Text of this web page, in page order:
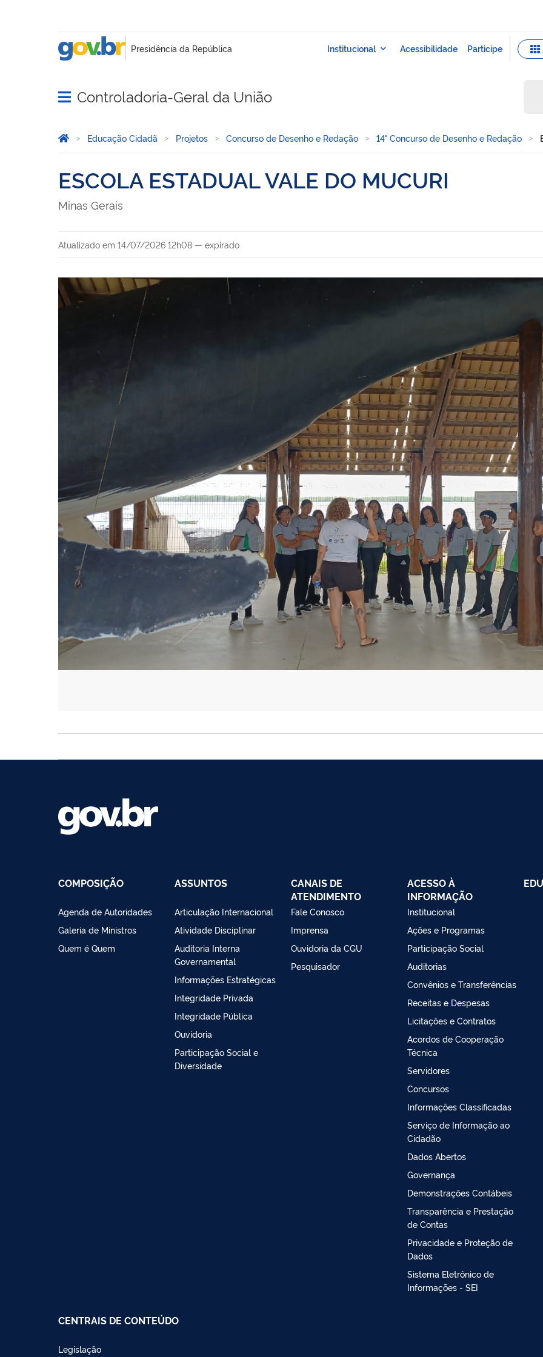
Abrir menu principal de navegação
Controladoria-Geral da União
Você está aqui:
Página Inicial
Educação Cidadã Projetos Concurso de Desenho e Redação 14° Concurso de Desenho e Redação
ESCOLA ESTADUAL VALE DO MUCURI
Minas Gerais
Atualizado em 14/07/2026 12h08 — expirado
COMPOSIÇÃO
Agenda de Autoridades
Galeria de Ministros
Quem é Quem
ASSUNTOS
Articulação Internacional
Atividade Disciplinar
Auditoria Interna
Governamental
Informações Estratégicas
Integridade Privada
Integridade Pública
Ouvidoria
Participação Social e
Diversidade
CANAIS DE
ATENDIMENTO
Fale Conosco
Imprensa
Ouvidoria da CGU
Pesquisador
ACESSO À
INFORMAÇÃO
Institucional
Ações e Programas
Participação Social
Auditorias
Convênios e Transferências
Receitas e Despesas
Licitações e Contratos
Acordos de Cooperação
Técnica
Servidores
Concursos
Informações Classificadas
Serviço de Informação ao
Cidadão
Dados Abertos
Governança
Demonstrações Contábeis
Transparência e Prestação
de Contas
Privacidade e Proteção de
Dados
Sistema Eletrônico de
Informações - SEI
CENTRAIS DE CONTEÚDO
Legislação